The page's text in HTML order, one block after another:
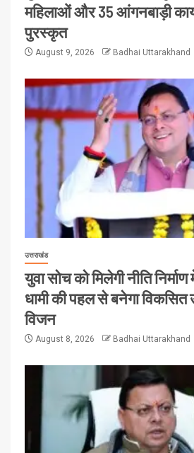
महिलाओं और 35 आंगनबाड़ी
पुरस्कृत
August 9, 2026 Badhai Uttarakhand
उत्तराखंड
युवा सोच को मिलेगी नीति
धामी की पहल से बनेगा विकसित
विजन
August 8, 2026 Badhai Uttarakhand